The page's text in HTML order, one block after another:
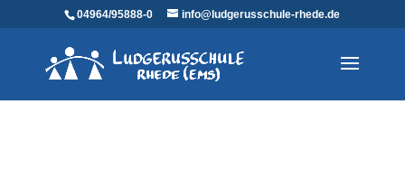
04964/95888-0 info@ludgerusschule-rhede.de